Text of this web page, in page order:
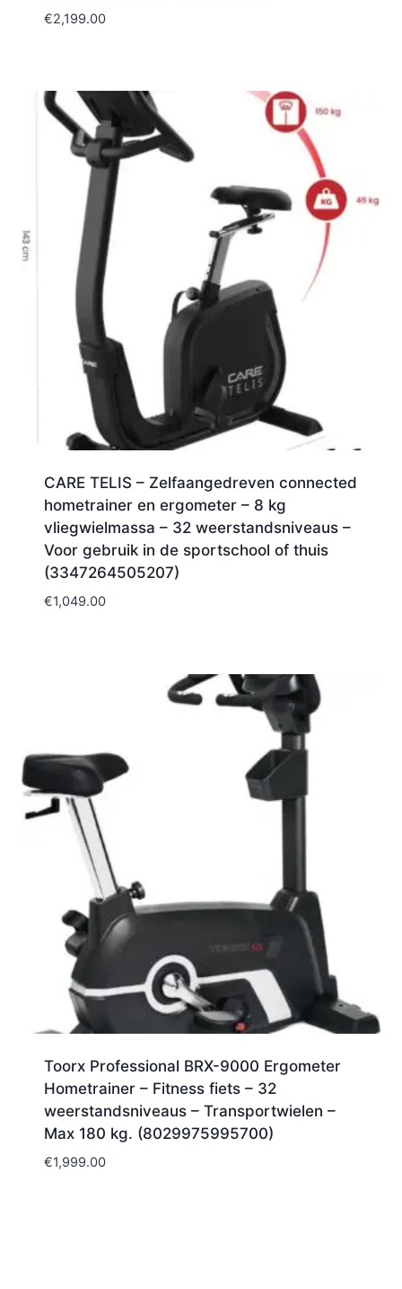
€2,199.00
CARE TELIS – Zelfaangedreven connected
hometrainer en ergometer – 8 kg
vliegwielmassa – 32 weerstandsniveaus –
Voor gebruik in de sportschool of thuis
(3347264505207)
€1,049.00
Toorx Professional BRX-9000 Ergometer
Hometrainer – Fitness fiets – 32
weerstandsniveaus – Transportwielen –
Max 180 kg. (8029975995700)
€1,999.00